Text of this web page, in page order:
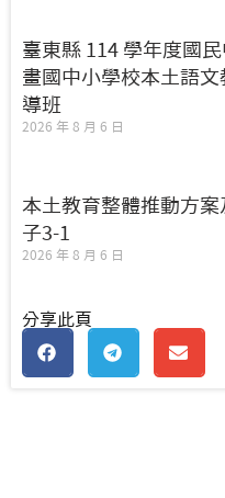
臺東縣 114 學年度國
畫國中小學校本土語
導班
2026 年 8 月 6 日
本土教育整體推動方
子3-1
2026 年 8 月 6 日
分享此頁